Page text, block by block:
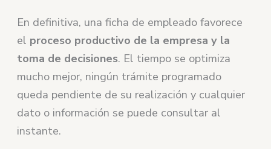
En definitiva, una ficha de empleado favorece
el proceso productivo de la empresa y la
toma de decisiones. El tiempo se optimiza
mucho mejor, ningún trámite programado
queda pendiente de su realización y cualquier
dato o información se puede consultar al
instante.